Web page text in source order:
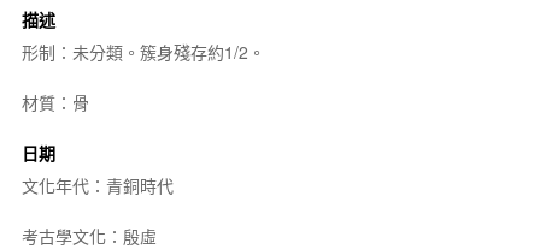
描述
形制：未分類。簇身殘存約1/2。
材質：骨
日期
文化年代：青銅時代
考古學文化：殷虛